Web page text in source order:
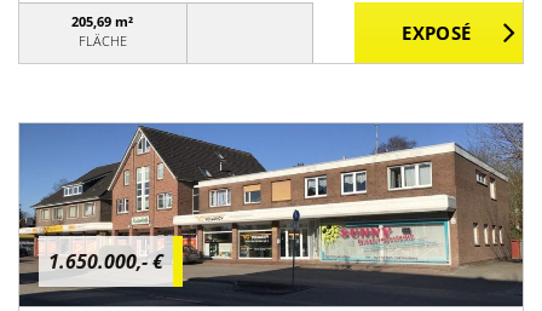
205,69 m²
FLÄCHE
1.650.000,- €